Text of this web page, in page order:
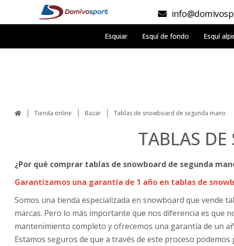
Esquiar Esquí de fondo Esquí
Tienda online Bazar Tablas de snowboard de segunda mano
TABLAS
¿Por qué comprar tablas de snowboard de segunda
Garantizamos una garantía de 1 año en tablas de
Somos una tienda especializada en snowboard que vende
marcas. Pero lo más importante que nos diferencia es que
mantenimiento completo y ofrecemos una garantía de un
Estamos seguros de que a través de este proceso